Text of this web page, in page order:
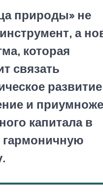
природы» не
а
которая
связать
и
капитала в